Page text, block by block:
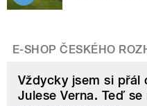
E-SHOP ČESKÉHO
Vždycky jsem si přál
Julese Verna. Teď